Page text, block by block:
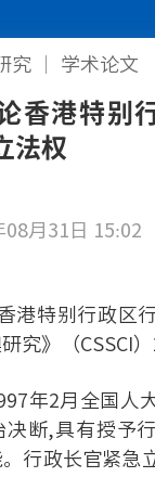
究 学术论文
香港特别
法权
08月31日 15:02
港特别行政区
究》（CSSCI
年2月全国人
决断,具有授予
行政长官紧急